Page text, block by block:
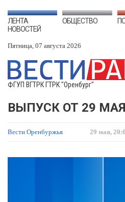
ЛЕНТА
НОВОСТЕЙ
ОБЩЕСТВО
Пятница, 07 августа 2026
ФГУП ВГТРК ГТРК "Оренбург"
ВЫПУСК ОТ 29 МАЯ
Вести Оренбуржья 29 мая,